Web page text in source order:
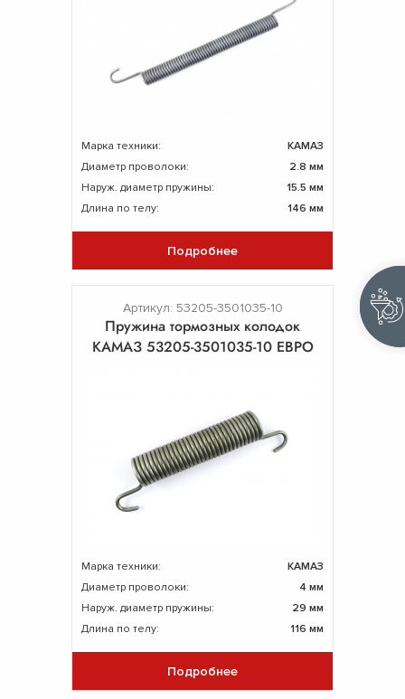
Марка техники:
КАМАЗ
Диаметр проволоки:
2.8 мм
Наруж. диаметр пружины:
15.5 мм
Длина по телу:
146 мм
Подробнее
Артикул: 53205-3501035-10
Пружина тормозных колодок
КАМАЗ 53205-3501035-10 ЕВРО
Марка техники:
КАМАЗ
Диаметр проволоки:
4 мм
Наруж. диаметр пружины:
29 мм
Длина по телу:
116 мм
Подробнее